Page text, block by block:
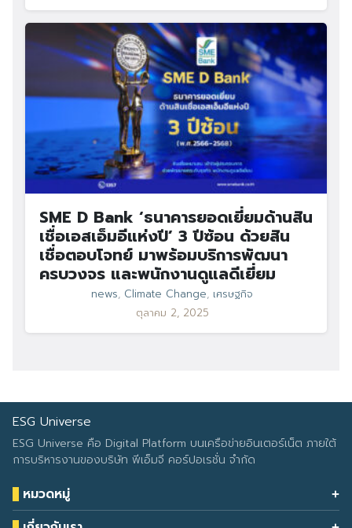
SME D Bank ‘ธนาคารยอดเยี่ยมด้านสิน
เชื่อเอสเอ็มอีแห่งปี’ 3 ปีซ้อน ด้วยสิน
เชื่อตอบโจทย์ มาพร้อมบริการพัฒนา
ครบวงจร และพนักงานดูแลดีเยี่ยม
news, Climate Change, เศรษฐกิจ
ตุลาคม 2, 2025
ESG Universe
ESG Universe คือ Digital Platform บนเครือข่ายอินเตอร์เน็ต ภายใต้
การบริหารงานของบริษัท พีเอ็มจี คอร์ปอเรชั่น จำกัด
หมวดหมู่
Health & Wellness